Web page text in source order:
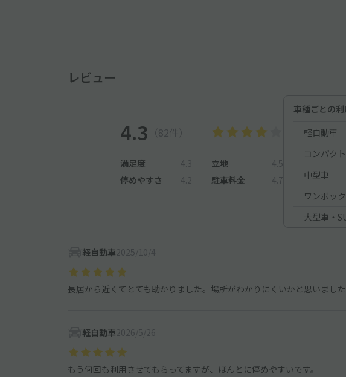
レビュー
4.3 （82件）
満足度 4.3 立地
4.5
停めやすさ
4.2 駐車料金 4.7
車種ごとの
軽自動車
コンパク
中型車
ワンボッ
大型車・
軽自動車2025/10/4
長居から近くてとても助かりました。場所がわかりにくいかと思いまし
軽自動車2026/5/26
もう何回も利用させてもらってますが、ほんとに停めやすいです。